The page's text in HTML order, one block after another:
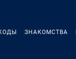
ЗНАКОМСТВА